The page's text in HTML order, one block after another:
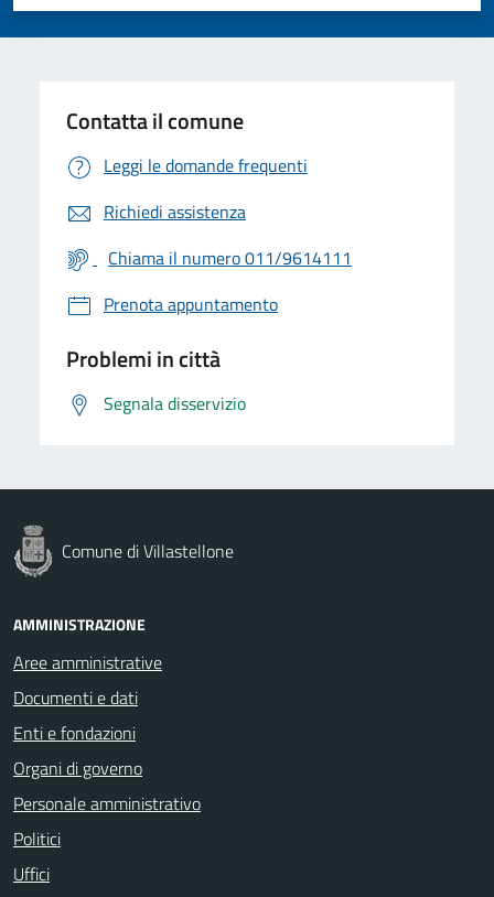
Contatta il comune
Leggi le domande frequenti
Richiedi assistenza
Chiama il numero 011/9614111
Prenota appuntamento
Problemi in città
Segnala disservizio
Comune di Villastellone
AMMINISTRAZIONE
Aree amministrative
Documenti e dati
Enti e fondazioni
Organi di governo
Personale amministrativo
Politici
Uffici